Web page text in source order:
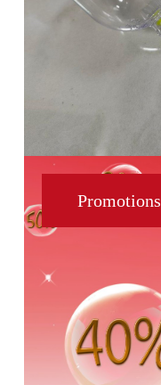
Promotions